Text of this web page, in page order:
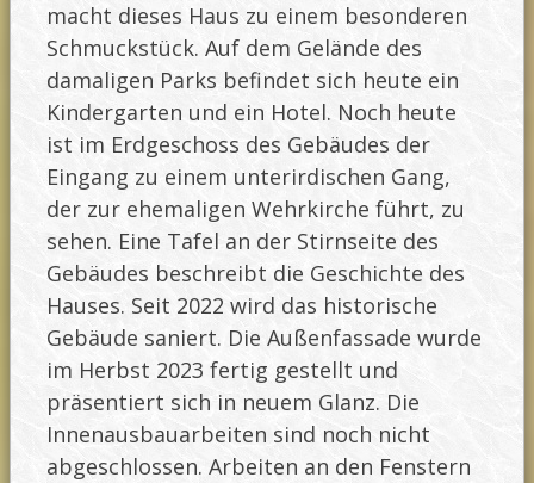
macht dieses Haus zu einem besonderen
Schmuckstück. Auf dem Gelände des
damaligen Parks befindet sich heute ein
Kindergarten und ein Hotel. Noch heute
ist im Erdgeschoss des Gebäudes der
Eingang zu einem unterirdischen Gang,
der zur ehemaligen Wehrkirche führt, zu
sehen. Eine Tafel an der Stirnseite des
Gebäudes beschreibt die Geschichte des
Hauses. Seit 2022 wird das historische
Gebäude saniert. Die Außenfassade wurde
im Herbst 2023 fertig gestellt und
präsentiert sich in neuem Glanz. Die
Innenausbauarbeiten sind noch nicht
abgeschlossen. Arbeiten an den Fenstern